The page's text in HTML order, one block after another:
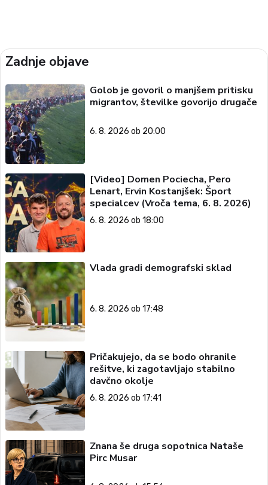
Zadnje objave
Golob je govoril o manjšem pritisku
migrantov, številke govorijo drugače
6. 8. 2026 ob 20:00
[Video] Domen Pociecha, Pero
Lenart, Ervin Kostanjšek: Šport
specialcev (Vroča tema, 6. 8. 2026)
6. 8. 2026 ob 18:00
Vlada gradi demografski sklad
6. 8. 2026 ob 17:48
Pričakujejo, da se bodo ohranile
rešitve, ki zagotavljajo stabilno
davčno okolje
6. 8. 2026 ob 17:41
Znana še druga sopotnica Nataše
Pirc Musar